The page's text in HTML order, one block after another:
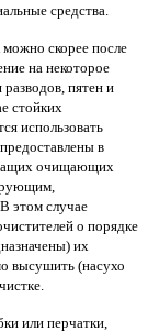
средства.
скорее после
на некоторое
пятен и
стойких
использовать
в
очищающих
этом случае
о порядке
их
высушить (насухо
или перчатки,